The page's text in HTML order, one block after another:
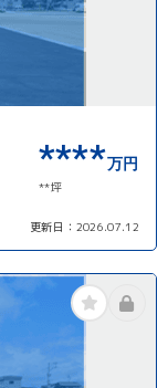
****万円
**坪
更新日： 2026.07.12